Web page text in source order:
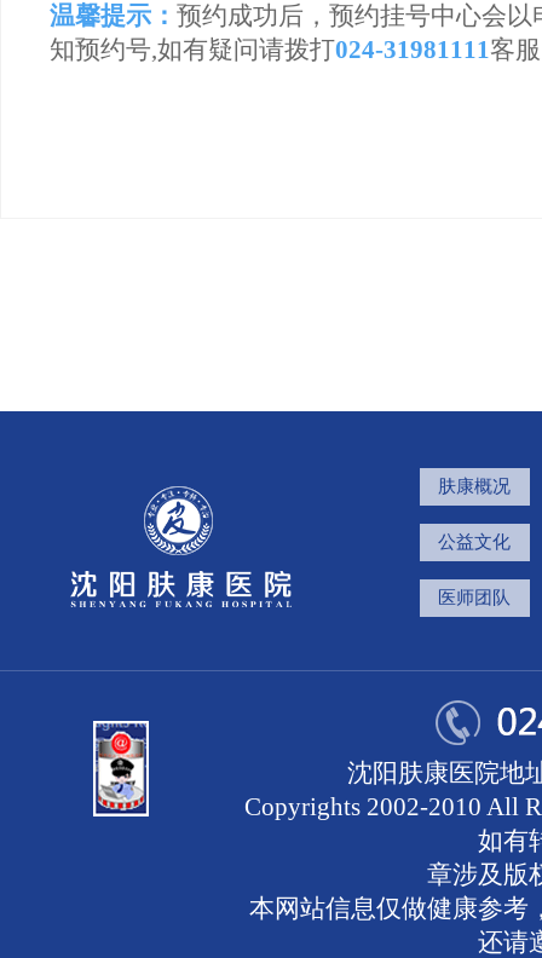
温馨提示： 预约成功后，预约挂号中心会
知预约号,如有疑问请拨打024-31981111客
肤康概况
公益文化
医师团队
沈阳肤康医院地
Copyrights 2002-2010 All
如有
章涉及版
本网站信息仅做健康参考
还请